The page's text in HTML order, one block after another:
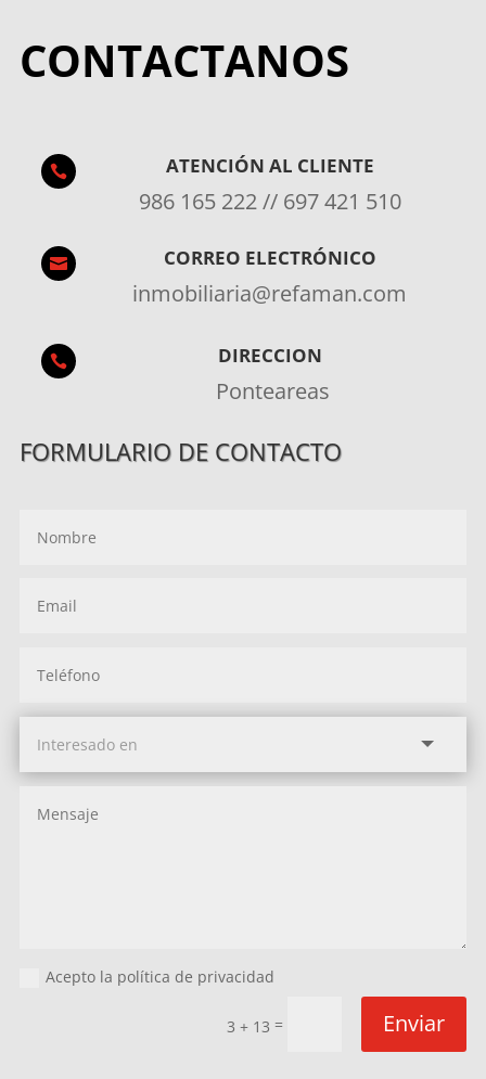
CONTACTANOS
 ATENCIÓN AL CLIENTE
986 165 222 // 697 421 510
 CORREO ELECTRÓNICO
inmobiliaria@refaman.com
 DIRECCION
Ponteareas
FORMULARIO DE CONTACTO
Acepto la política de privacidad
3 + 13 = Enviar